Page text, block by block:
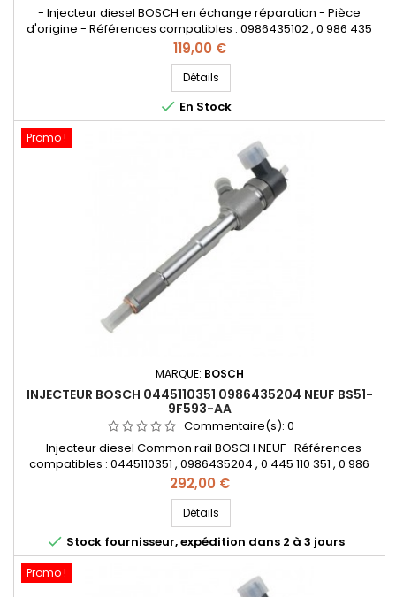
- Injecteur diesel BOSCH en échange réparation - Pièce
d'origine - Références compatibles : 0986435102 , 0 986 435
102 , 0000071794966 , 55197124 , 55197875 , 71794966 , 1538758 ,
9S519F593BA , 93183910 , 93190435 - Pour motorisation Fiat
Lancia 1.3JTD , Opel 1.3CDTI , Ford 1.3TDCi Pièce d'origine
Prix
119,00 €
Détails
 En Stock
Promo !
MARQUE: BOSCH
INJECTEUR BOSCH 0445110351 0986435204 NEUF BS51-
9F593-AA
Commentaire(s): 0
- Injecteur diesel Common rail BOSCH NEUF- Références
compatibles : 0445110351 , 0986435204 , 0 445 110 351 , 0 986
435 204 , 1723813 , BS51 9F593 AA , BS51-9F593-AA , 55219886 ,
95517513- Pour motorisation Fiat Lancia 1.3JTD , Opel 1.3CDTI ,
Ford 1.3TDCi Pièce d'origine&nbsp;
Prix
292,00 €
Détails
 Stock fournisseur, expédition dans 2 à 3 jours
Promo !